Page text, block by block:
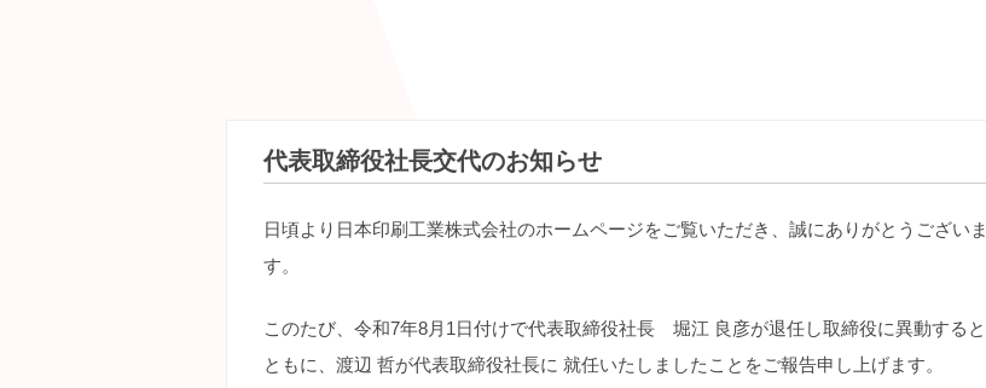
代表取締役社長交代のお知らせ
日頃より日本印刷工業株式会社のホームページをご覧いただき、誠にありがとうございま
す。
このたび、令和7年8月1日付けで代表取締役社長 堀江 良彦が退任し取締役に異動すると
ともに、渡辺 哲が代表取締役社長に 就任いたしましたことをご報告申し上げます。